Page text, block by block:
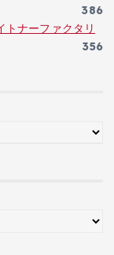
386
トナーファクタリ
356